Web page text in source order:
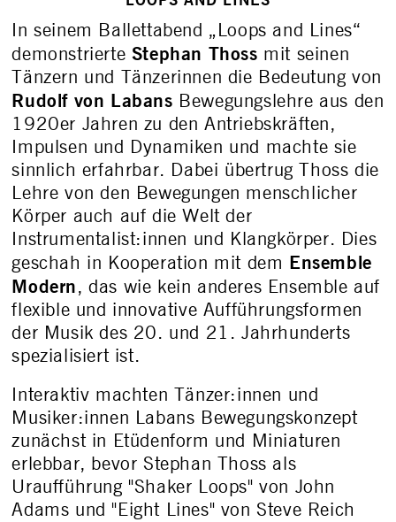
In seinem Ballettabend „Loops and Lines“
demonstrierte Stephan Thoss mit seinen
Tänzern und Tänzerinnen die Bedeutung von
Rudolf von Labans Bewegungslehre aus den
1920er Jahren zu den Antriebskräften,
Impulsen und Dynamiken und machte sie
sinnlich erfahrbar. Dabei übertrug Thoss die
Lehre von den Bewegungen menschlicher
Körper auch auf die Welt der
Instrumentalist:innen und Klangkörper. Dies
geschah in Kooperation mit dem Ensemble
Modern, das wie kein anderes Ensemble auf
flexible und innovative Aufführungsformen
der Musik des 20. und 21. Jahrhunderts
spezialisiert ist.
Interaktiv machten Tänzer:innen und
Musiker:innen Labans Bewegungskonzept
zunächst in Etüdenform und Miniaturen
erlebbar, bevor Stephan Thoss als
Uraufführung "Shaker Loops" von John
Adams und "Eight Lines" von Steve Reich